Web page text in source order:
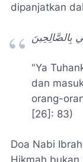
dipanjatkan
بِالصَّالِحِينَ
"Ya
dan
orang-
[26]: 83)
Doa Nabi
Hikmah